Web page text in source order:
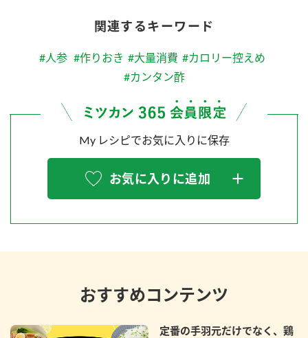
関連するキーワード
#人参 #作りおき #大量消費 #カロリー控えめ
#カンタン酢
My レシピでお気に入りに保存
お気に入りに追加
おすすめコンテンツ
定番の手羽元だけでなく、鶏